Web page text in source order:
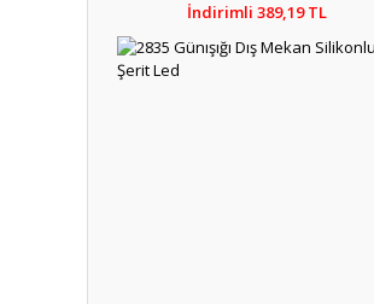
İndirimli 389,19 TL